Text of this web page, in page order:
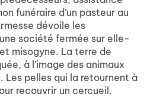
funéraire d’un pasteur au
dévoile les
société fermée sur elle-
misogyne. La terre de
à l’image des animaux
Les pelles qui la retournent à
recouvrir un cercueil.